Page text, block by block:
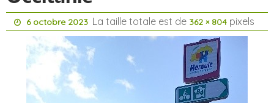
6 octobre 2023 La taille totale est de 362 × 804 pixels